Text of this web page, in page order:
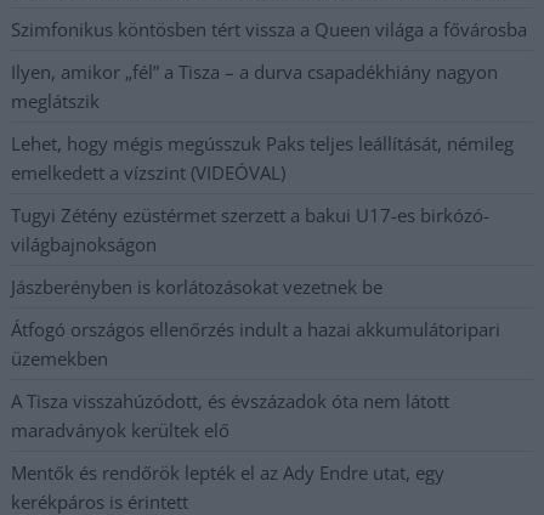
Szimfonikus köntösben tért vissza a Queen világa a fővárosba
Ilyen, amikor „fél” a Tisza – a durva csapadékhiány nagyon
meglátszik
Lehet, hogy mégis megússzuk Paks teljes leállítását, némileg
emelkedett a vízszint (VIDEÓVAL)
Tugyi Zétény ezüstérmet szerzett a bakui U17-es birkózó-
világbajnokságon
Jászberényben is korlátozásokat vezetnek be
Átfogó országos ellenőrzés indult a hazai akkumulátoripari
üzemekben
A Tisza visszahúzódott, és évszázadok óta nem látott
maradványok kerültek elő
Mentők és rendőrök lepték el az Ady Endre utat, egy
kerékpáros is érintett